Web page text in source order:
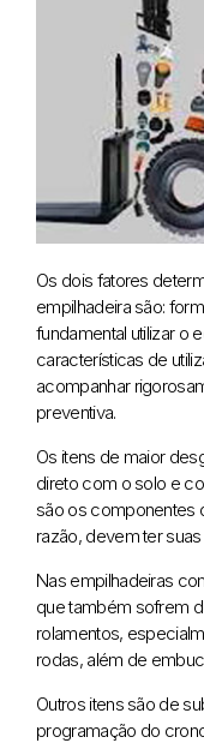
Os dois fatores
empilhadeira são:
fundamental utilizar o
características de
acompanhar
preventiva.
Os itens de maior
direto com o solo e
são os componentes
razão, devem ter
Nas empilhadeiras
que também sofrem
rolamentos,
rodas, além de
Outros itens são de
programação do